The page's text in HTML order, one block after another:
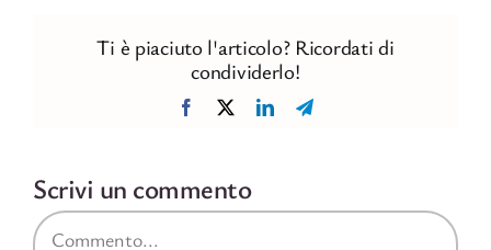
Ti è piaciuto l'articolo? Ricordati di
condividerlo!
Facebook LinkedInTelegram
Scrivi un commento
Commento